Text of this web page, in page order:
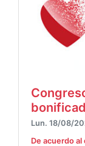
Lun. 18/08/
De acuerdo